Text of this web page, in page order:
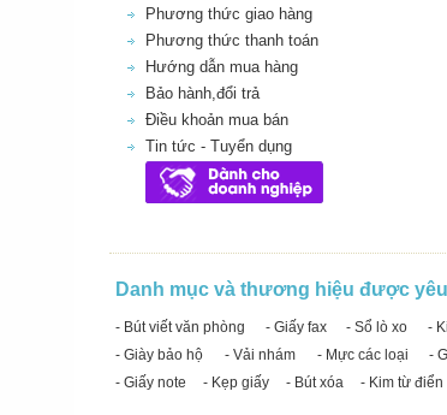
Phương thức giao hàng
Phương thức thanh toán
Hướng dẫn mua hàng
Bảo hành,đổi trả
Điều khoản mua bán
Tin tức - Tuyển dụng
Danh mục và thương hiệu được
- Bút viết văn phòng - Giấy fax - Sổ lò xo -
- Giày bảo hộ
- Vải nhám - Mực các loại -
- Giấy note
- Kẹp giấy - Bút xóa - Kim từ điển